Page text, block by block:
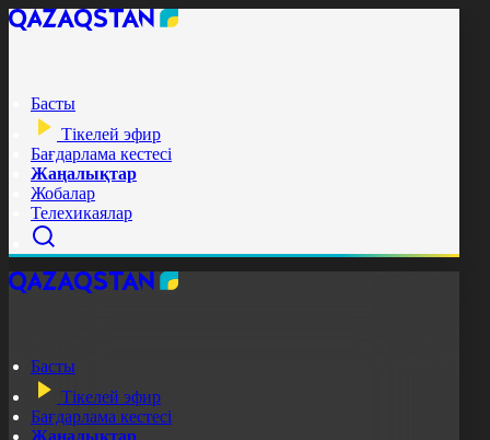
Басты
Тікелей эфир
Бағдарлама кестесі
Жаңалықтар
Жобалар
Телехикаялар
Басты
Тікелей эфир
Бағдарлама кестесі
Жаңалықтар